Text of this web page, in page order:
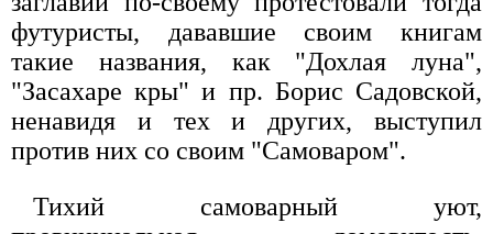
футуристы, дававшие своим книгам
такие названия, как "Дохлая луна",
"Засахаре кры" и пр. Борис Садовской,
ненавидя и тех и других, выступил
против них со своим "Самоваром".
Тихий самоварный уют,